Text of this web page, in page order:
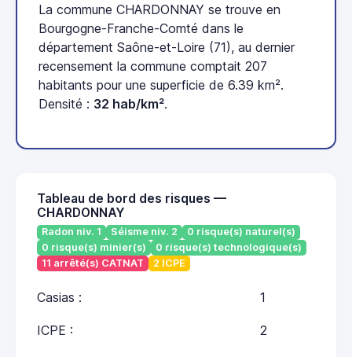
La commune CHARDONNAY se trouve en
Bourgogne-Franche-Comté dans le
département Saône-et-Loire (71), au dernier
recensement la commune comptait 207
habitants pour une superficie de 6.39 km².
Densité : 32 hab/km².
Tableau de bord des risques —
CHARDONNAY
Radon niv. 1 Séisme niv. 2
0 risque(s) naturel(s)
0 risque(s) minier(s)
0 risque(s) technologique(s)
11 arrêté(s) CATNAT
2 ICPE
Casias : 1
ICPE : 2